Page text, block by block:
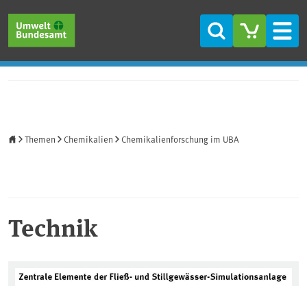
Suche
Themen Chemikalien Chemikalienforschung im UBA
Technik